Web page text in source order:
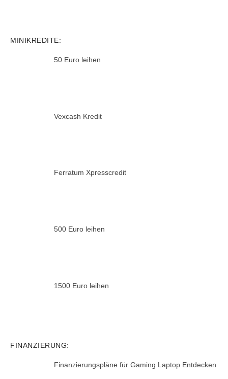
MINIKREDITE:
50 Euro leihen
Vexcash Kredit
Ferratum Xpresscredit
500 Euro leihen
1500 Euro leihen
FINANZIERUNG:
Finanzierungspläne für Gaming Laptop Entdecken